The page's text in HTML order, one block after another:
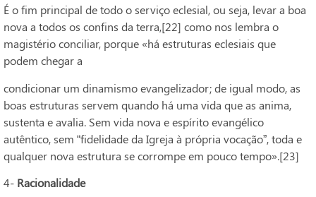
É o fim principal de todo o serviço eclesial, ou seja, levar a boa
nova a todos os confins da terra,[22] como nos lembra o
magistério conciliar, porque «há estruturas eclesiais que
podem chegar a
condicionar um dinamismo evangelizador; de igual modo, as
boas estruturas servem quando há uma vida que as anima,
sustenta e avalia. Sem vida nova e espírito evangélico
autêntico, sem “fidelidade da Igreja à própria vocação”, toda e
qualquer nova estrutura se corrompe em pouco tempo».[23]
4- Racionalidade